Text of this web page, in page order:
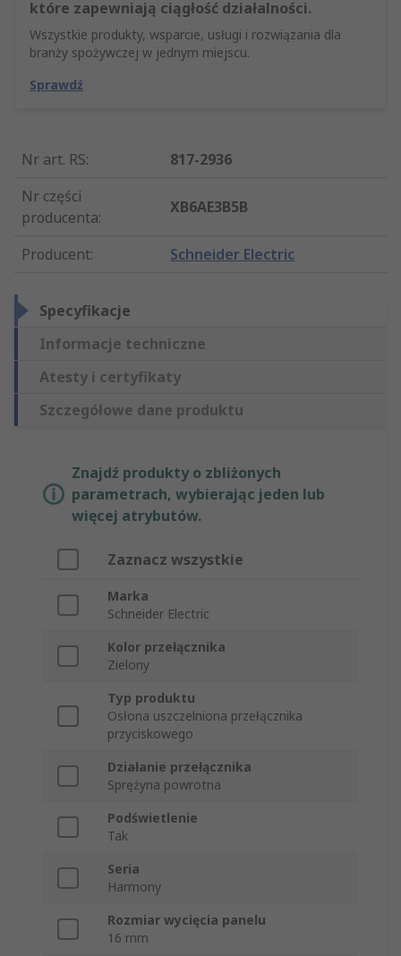
które zapewniają ciągłość działalności.
Wszystkie produkty, wsparcie, usługi i rozwiązania dla
branży spożywczej w jednym miejscu.
Sprawdź
Nr art. RS:
817-2936
Nr części
producenta:
XB6AE3B5B
Producent: Schneider Electric
Specyfikacje
Informacje techniczne
Atesty i certyfikaty
Szczegółowe dane produktu
Znajdź produkty o zbliżonych
parametrach, wybierając jeden lub
więcej atrybutów.
Zaznacz wszystkie
Marka
Schneider Electric
Kolor przełącznika
Zielony
Typ produktu
Osłona uszczelniona przełącznika
przyciskowego
Działanie przełącznika
Sprężyna powrotna
Podświetlenie
Tak
Seria
Harmony
Rozmiar wycięcia panelu
16 mm